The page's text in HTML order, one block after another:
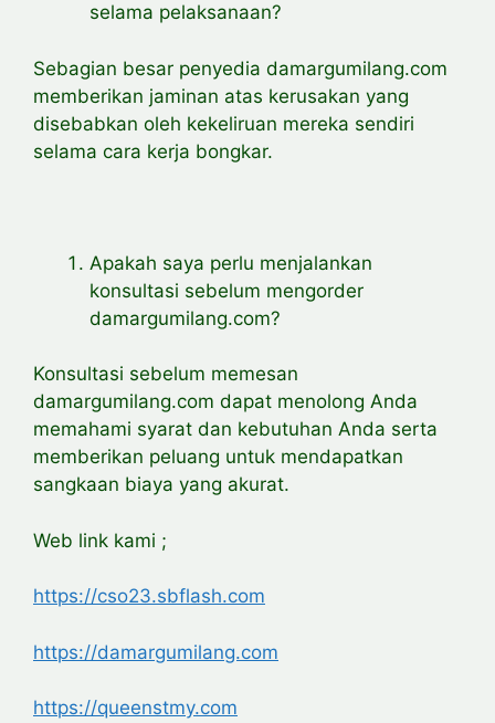
selama pelaksanaan?
Sebagian besar penyedia damargumilang.com
memberikan jaminan atas kerusakan yang
disebabkan oleh kekeliruan mereka sendiri
selama cara kerja bongkar.
Apakah saya perlu menjalankan
konsultasi sebelum mengorder
damargumilang.com?
Konsultasi sebelum memesan
damargumilang.com dapat menolong Anda
memahami syarat dan kebutuhan Anda serta
memberikan peluang untuk mendapatkan
sangkaan biaya yang akurat.
Web link kami ;
https://cso23.sbflash.com
https://damargumilang.com
https://queenstmy.com